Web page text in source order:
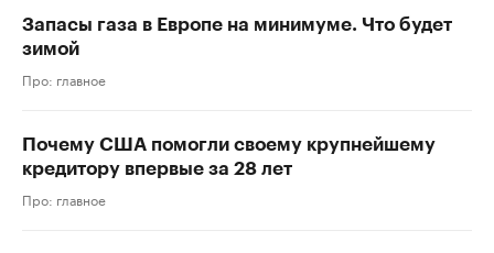
Запасы газа в Европе на минимуме. Что будет
зимой
Про: главное
Почему США помогли своему крупнейшему
кредитору впервые за 28 лет
Про: главное